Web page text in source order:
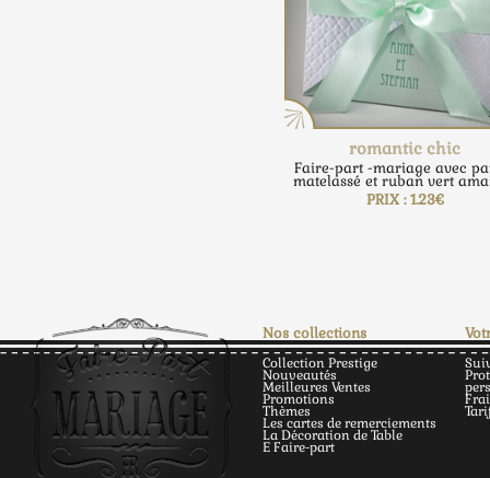
romantic chic
Faire-part -mariage avec
matelassé et ruban vert
PRIX : 1.23€
Nos collections
Collection Prestige
Nouveautés
Meilleures Ventes
Promotions
Thèmes
Les cartes de remerciements
La Décoration de Table
E Faire-part